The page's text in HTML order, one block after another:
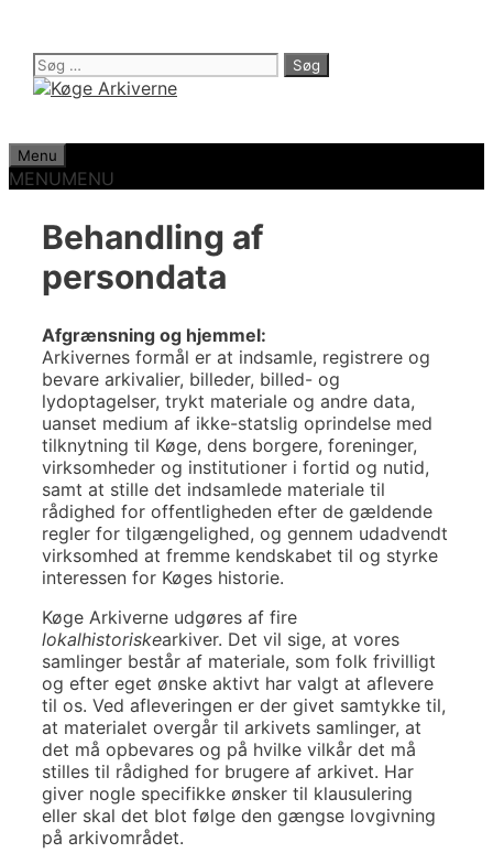
indhold
Søg
efter:
Menu
MENUMENU
Behandling af
persondata
Afgrænsning og hjemmel:
Arkivernes formål er at indsamle, registrere og
bevare arkivalier, billeder, billed- og
lydoptagelser, trykt materiale og andre data,
uanset medium af ikke-statslig oprindelse med
tilknytning til Køge, dens borgere, foreninger,
virksomheder og institutioner i fortid og nutid,
samt at stille det indsamlede materiale til
rådighed for offentligheden efter de gældende
regler for tilgængelighed, og gennem udadvendt
virksomhed at fremme kendskabet til og styrke
interessen for Køges historie.
Køge Arkiverne udgøres af fire
lokalhistoriskearkiver. Det vil sige, at vores
samlinger består af materiale, som folk frivilligt
og efter eget ønske aktivt har valgt at aflevere
til os. Ved afleveringen er der givet samtykke til,
at materialet overgår til arkivets samlinger, at
det må opbevares og på hvilke vilkår det må
stilles til rådighed for brugere af arkivet. Har
giver nogle specifikke ønsker til klausulering
eller skal det blot følge den gængse lovgivning
på arkivområdet.